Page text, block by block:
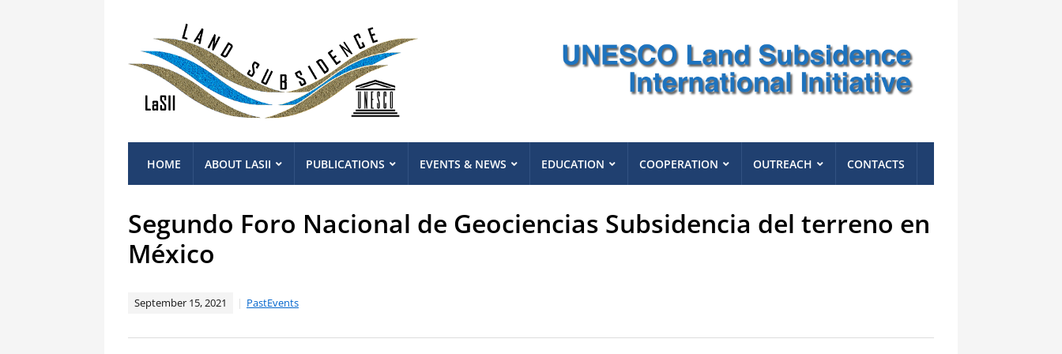
HOME ABOUT LASII PUBLICATIONS EVENTS & NEWS EDUCATION COOPERATION OUTREACH CONTACTS
Segundo Foro Nacional de Geociencias Subsidencia del terreno en
México
September 15, 2021 PastEvents